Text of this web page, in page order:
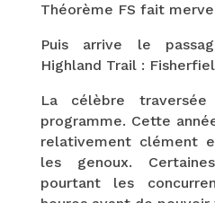
Théorème FS fait
Puis arrive le
Highland Trail :
La célèbre
programme. Cette
relativement clément
les genoux.
pourtant les